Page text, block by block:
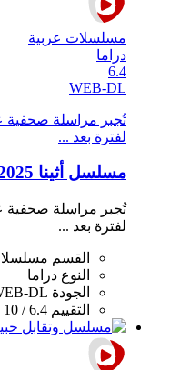
مسلسلات عربية
دراما
6.4
WEB-DL
تُجبر مراسلة صحفية
لفترة بعد ...
مسلسل أثينا 2025 HD
تُجبر مراسلة صحفية
لفترة بعد ...
القسم
النوع دراما
الجودة DL
التقييم 6.4 / 10